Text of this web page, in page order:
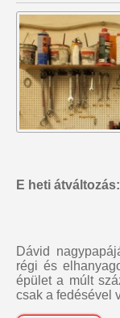
E heti
Dávid
régi és
épület a múlt
csak a fedésével